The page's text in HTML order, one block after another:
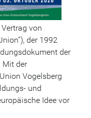
von
der 1992
der
Mit der
Vogelsberg
und
Idee vor